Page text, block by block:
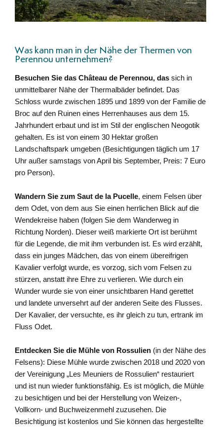
Was kann man in der Nähe der Thermen von
Perennou unternehmen?
Besuchen Sie das Château de Perennou, dassich in
unmittelbarer Nähe der Thermalbäder befindet. Das
Schloss wurde zwischen 1895 und 1899 von der Familie de
Broc auf den Ruinen eines Herrenhauses aus dem 15.
Jahrhundert erbaut und ist im Stil der englischen Neogotik
gehalten. Es ist von einem 30 Hektar großen
Landschaftspark umgeben (Besichtigungen täglich um 17
Uhr außer samstags von April bis September, Preis: 7 Euro
pro Person).
Wandern Sie zum Saut de la Pucelle, einem Felsen über
dem Odet, von dem aus Sie einen herrlichen Blick auf die
Wendekreise haben (folgen Sie dem Wanderweg in
Richtung Norden). Dieser weiß markierte Ort ist berühmt
für die Legende, die mit ihm verbunden ist. Es wird erzählt,
dass ein junges Mädchen, das von einem übereifrigen
Kavalier verfolgt wurde, es vorzog, sich vom Felsen zu
stürzen, anstatt ihre Ehre zu verlieren. Wie durch ein
Wunder wurde sie von einer unsichtbaren Hand gerettet
und landete unversehrt auf der anderen Seite des Flusses.
Der Kavalier, der versuchte, es ihr gleich zu tun, ertrank im
Fluss Odet.
Entdecken Sie die Mühle von Rossulien(in der Nähe des
Felsens): Diese Mühle wurde zwischen 2018 und 2020 von
der Vereinigung „Les Meuniers de Rossulien“ restauriert
und ist nun wieder funktionsfähig. Es ist möglich, die Mühle
zu besichtigen und bei der Herstellung von Weizen-,
Vollkorn- und Buchweizenmehl zuzusehen. Die
Besichtigung ist kostenlos und Sie können das hergestellte